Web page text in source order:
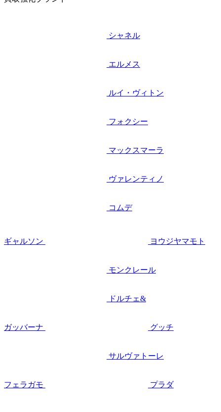
シャネル
エルメス
ルイ・ヴィトン
フォクシー
マックスマーラ
ヴァレンティノ
コムデ
ギャルソン ヨウジヤマモト
モンクレール
ドルチェ&
ガッバーナ グッチ
サルヴァトーレ
フェラガモ プラダ